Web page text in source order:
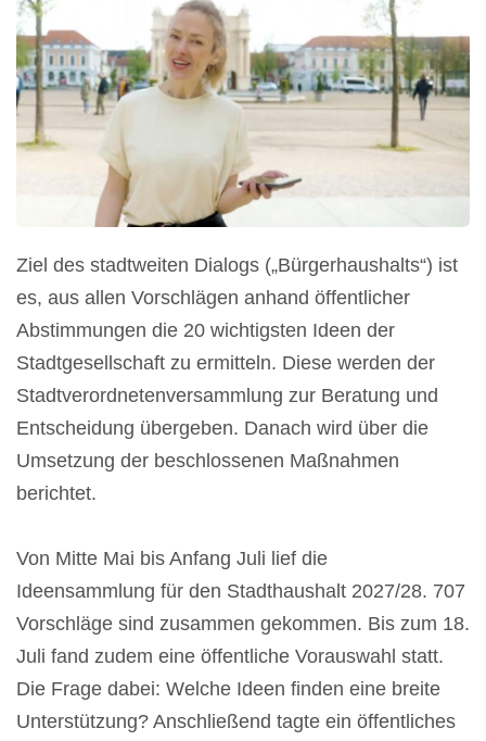
Ziel des stadtweiten Dialogs („Bürgerhaushalts“) ist
es, aus allen Vorschlägen anhand öffentlicher
Abstimmungen die 20 wichtigsten Ideen der
Stadtgesellschaft zu ermitteln. Diese werden der
Stadtverordnetenversammlung zur Beratung und
Entscheidung übergeben. Danach wird über die
Umsetzung der beschlossenen Maßnahmen
berichtet.
Von Mitte Mai bis Anfang Juli lief die
Ideensammlung für den Stadthaushalt 2027/28. 707
Vorschläge sind zusammen gekommen. Bis zum 18.
Juli fand zudem eine öffentliche Vorauswahl statt.
Die Frage dabei: Welche Ideen finden eine breite
Unterstützung? Anschließend tagte ein öffentliches